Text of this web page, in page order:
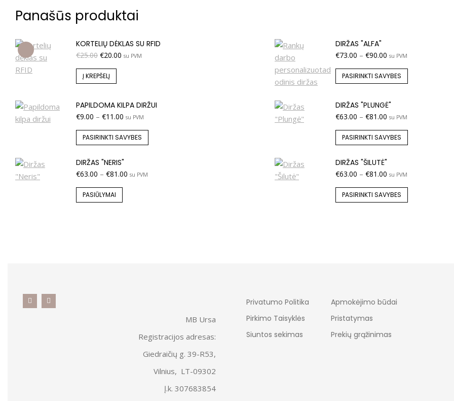
Panašūs produktai
KORTELIŲ DĖKLAS SU RFID
€25.00 €20.00 su PVM
Į KREPŠELĮ
DIRŽAS "ALFA"
€73.00 – €90.00 su PVM
PASIRINKTI SAVYBES
PAPILDOMA KILPA DIRŽUI
€9.00 – €11.00 su PVM
PASIRINKTI SAVYBES
DIRŽAS "PLUNGĖ"
€63.00 – €81.00 su PVM
PASIRINKTI SAVYBES
DIRŽAS "NERIS"
€63.00 – €81.00 su PVM
PASIŪLYMAI
DIRŽAS "ŠILUTĖ"
€63.00 – €81.00 su PVM
PASIRINKTI SAVYBES
MB Ursa
Registracijos adresas:
Giedraičių g. 39-R53,
Vilnius, LT-09302
Į.k. 307683854
Privatumo Politika
Pirkimo Taisyklės
Siuntos sekimas
Apmokėjimo būdai
Pristatymas
Prekių grąžinimas